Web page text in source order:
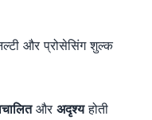
और प्रोसेसिंग शुल्क
और अदृश्यहोती